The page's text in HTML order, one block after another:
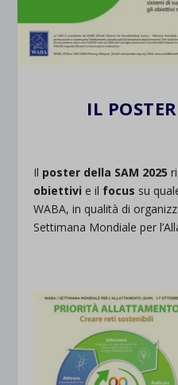
IL
Il poster della SAM 2025
obiettivi e il focus su
WABA, in qualità di
Settimana Mondiale per